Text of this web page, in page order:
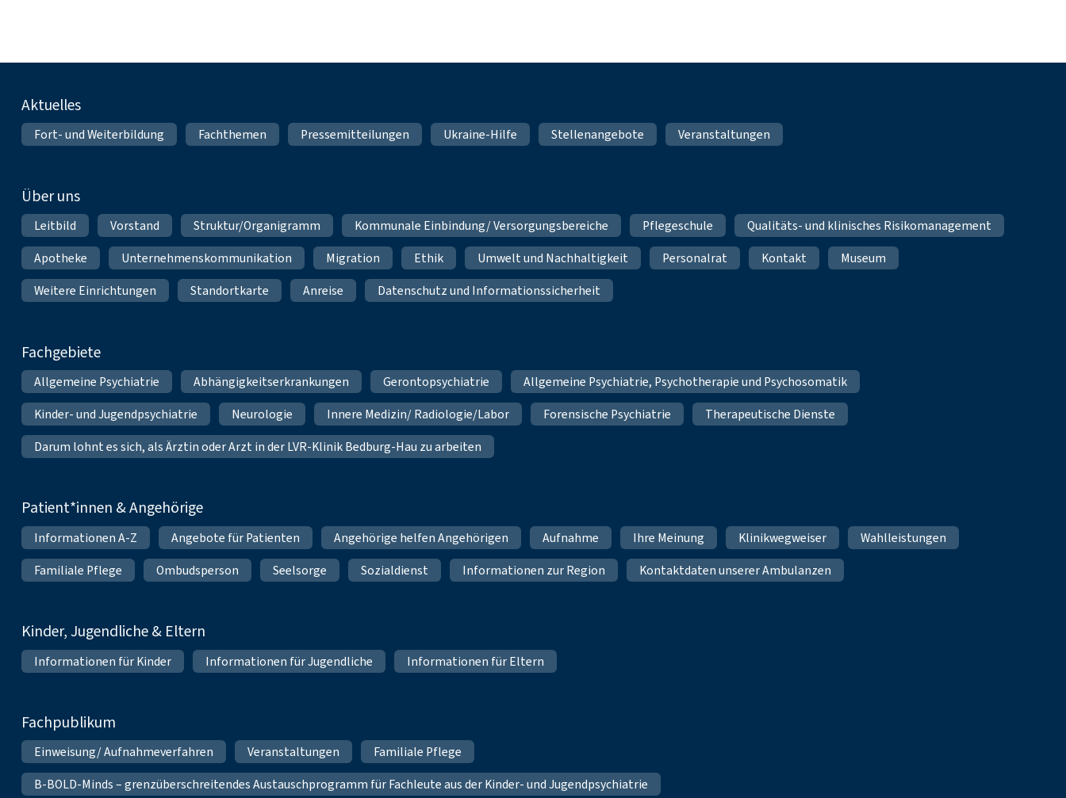
Fußnavigation
Aktuelles
Fort- und Weiterbildung Fachthemen Pressemitteilungen Ukraine-Hilfe Stellenangebote Veranstaltungen
Über uns
Leitbild Vorstand Struktur/Organigramm Kommunale Einbindung/ Versorgungsbereiche Pflegeschule
Qualitäts- und klinisches Risikomanagement
Apotheke
Unternehmenskommunikation Migration Ethik Umwelt und Nachhaltigkeit Personalrat Kontakt
Museum
Weitere Einrichtungen
Standortkarte Anreise Datenschutz und Informationssicherheit
Fachgebiete
Allgemeine Psychiatrie Abhängigkeitserkrankungen Gerontopsychiatrie
Allgemeine Psychiatrie, Psychotherapie und Psychosomatik
Kinder- und Jugendpsychiatrie
Neurologie Innere Medizin/ Radiologie/Labor Forensische Psychiatrie
Therapeutische Dienste
Darum lohnt es sich, als Ärztin oder Arzt in der LVR-Klinik Bedburg-Hau zu arbeiten
Patient*innen & Angehörige
Informationen A-Z Angebote für Patienten Angehörige helfen Angehörigen Aufnahme Ihre Meinung Klinikwegweiser
Wahlleistungen
Familiale Pflege
Ombudsperson Seelsorge Sozialdienst Informationen zur Region Kontaktdaten unserer Ambulanzen
Kinder, Jugendliche & Eltern
Informationen für Kinder Informationen für Jugendliche Informationen für Eltern
Fachpublikum
Einweisung/ Aufnahmeverfahren Veranstaltungen
Familiale Pflege
B-BOLD-Minds – grenzüberschreitendes Austauschprogramm für Fachleute aus der Kinder- und Jugendpsychiatrie